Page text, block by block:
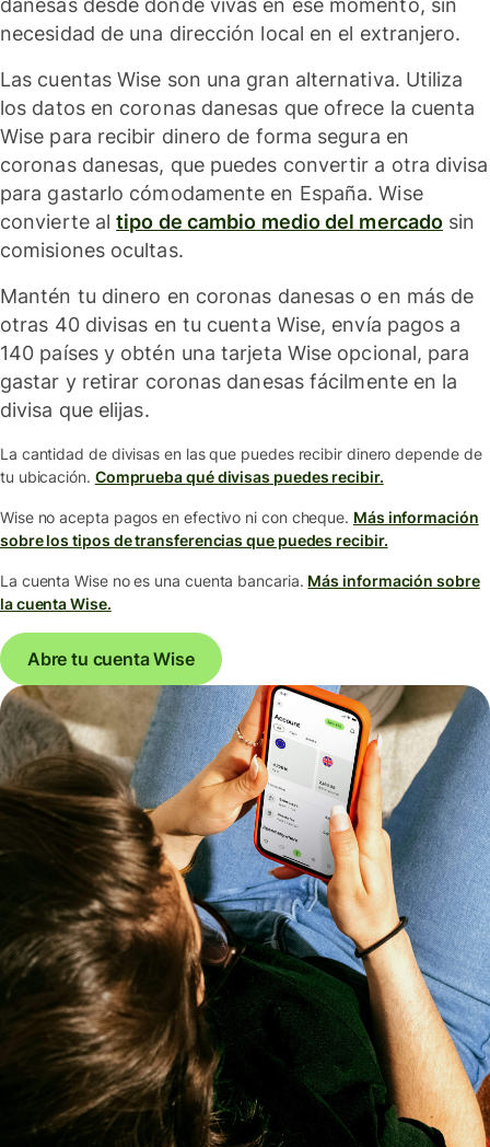
danesas desde donde vivas en ese momento, sin
necesidad de una dirección local en el extranjero.
Las cuentas Wise son una gran alternativa. Utiliza
los datos en coronas danesas que ofrece la cuenta
Wise para recibir dinero de forma segura en
coronas danesas, que puedes convertir a otra divisa
para gastarlo cómodamente en España. Wise
convierte altipo de cambio medio del mercado sin
comisiones ocultas.
Mantén tu dinero en coronas danesas o en más de
otras 40 divisas en tu cuenta Wise, envía pagos a
140 países y obtén una tarjeta Wise opcional, para
gastar y retirar coronas danesas fácilmente en la
divisa que elijas.
La cantidad de divisas en las que puedes recibir dinero depende de
tu ubicación. Comprueba qué divisas puedes recibir.
Wise no acepta pagos en efectivo ni con cheque. Más información
sobre los tipos de transferencias que puedes recibir.
La cuenta Wise no es una cuenta bancaria. Más información sobre
la cuenta Wise.
Abre tu cuenta Wise